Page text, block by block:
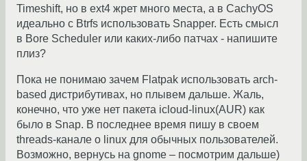
Timeshift, но в ext4 жрет много места, а в CachyOS
идеально с Btrfs использовать Snapper. Есть смысл
в Bore Scheduler или каких-либо патчах - напишите
плиз?
Пока не понимаю зачем Flatpak использовать arch-
based дистрибутивах, но плывем дальше. Жаль,
конечно, что уже нет пакета icloud-linux(AUR) как
было в Snap. В последнее время пишу в своем
threads-канале о linux для обычных пользователей.
Возможно, вернусь на gnome – посмотрим дальше)